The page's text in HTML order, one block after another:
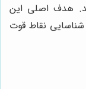
هدف اصلی این
نقاط قوت